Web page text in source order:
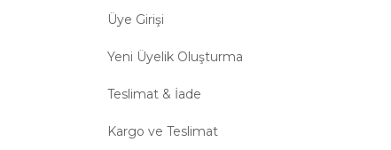
Üye Girişi
Yeni Üyelik Oluşturma
Teslimat & İade
Kargo ve Teslimat